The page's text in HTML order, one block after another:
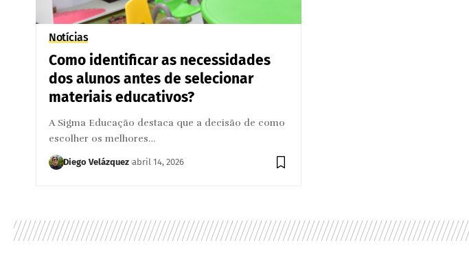
Notícias
Como identificar as necessidades
dos alunos antes de selecionar
materiais educativos?
A Sigma Educação destaca que a decisão de como
escolher os melhores…
Diego Velázquez abril 14, 2026